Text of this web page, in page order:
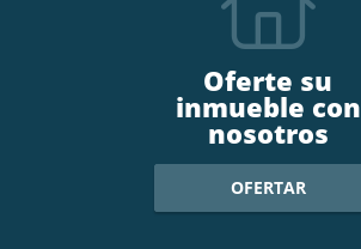
Oferte su
inmueble con
nosotros
OFERTAR